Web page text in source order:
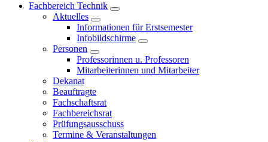
Fachbereich Technik
Aktuelles
Informationen für Erstsemester
Infobildschirme
Personen
Professorinnen u. Professoren
Mitarbeiterinnen und Mitarbeiter
Dekanat
Beauftragte
Fachschaftsrat
Fachbereichsrat
Prüfungsausschuss
Termine & Veranstaltungen